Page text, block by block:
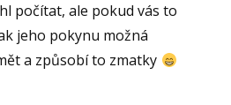
počítat, ale pokud vás to
jeho pokynu možná
a způsobí to zmatky